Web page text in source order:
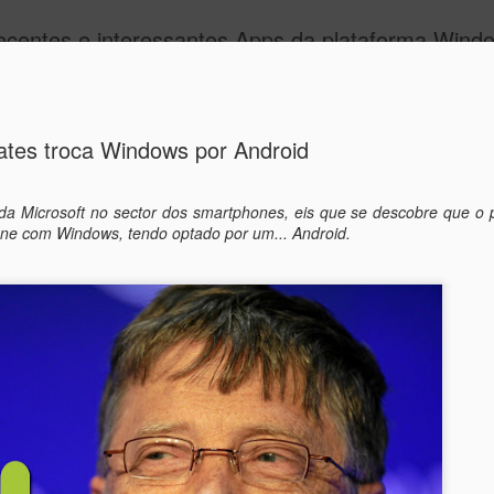
troca Windows por Android
Microsoft no sector dos smartphones, eis que se descobre que o
com Windows, tendo optado por um... Android.
e interessantes Apps da plataforma
10
Microsoft
Windows
Depois de muitas
finalmente que a sua
não tem hipótese de
dominado pelo Android e